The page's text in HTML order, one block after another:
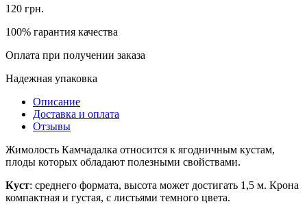
120 грн.
100% гарантия качества
Оплата при получении заказа
Надежная упаковка
Описание
Доставка и оплата
Отзывы
Жимолость Камчадалка относится к ягодничным кустам,
плоды которых обладают полезными свойствами.
Куст: среднего формата, высота может достигать 1,5 м. Крона
компактная и густая, с листьями темного цвета.